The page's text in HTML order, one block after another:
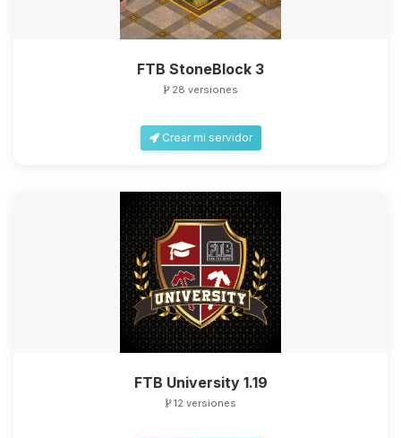
FTB StoneBlock 3
28 versiones
Crear mi servidor
FTB University 1.19
12 versiones